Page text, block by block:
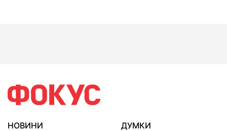
НОВИНИ
ДУМКИ